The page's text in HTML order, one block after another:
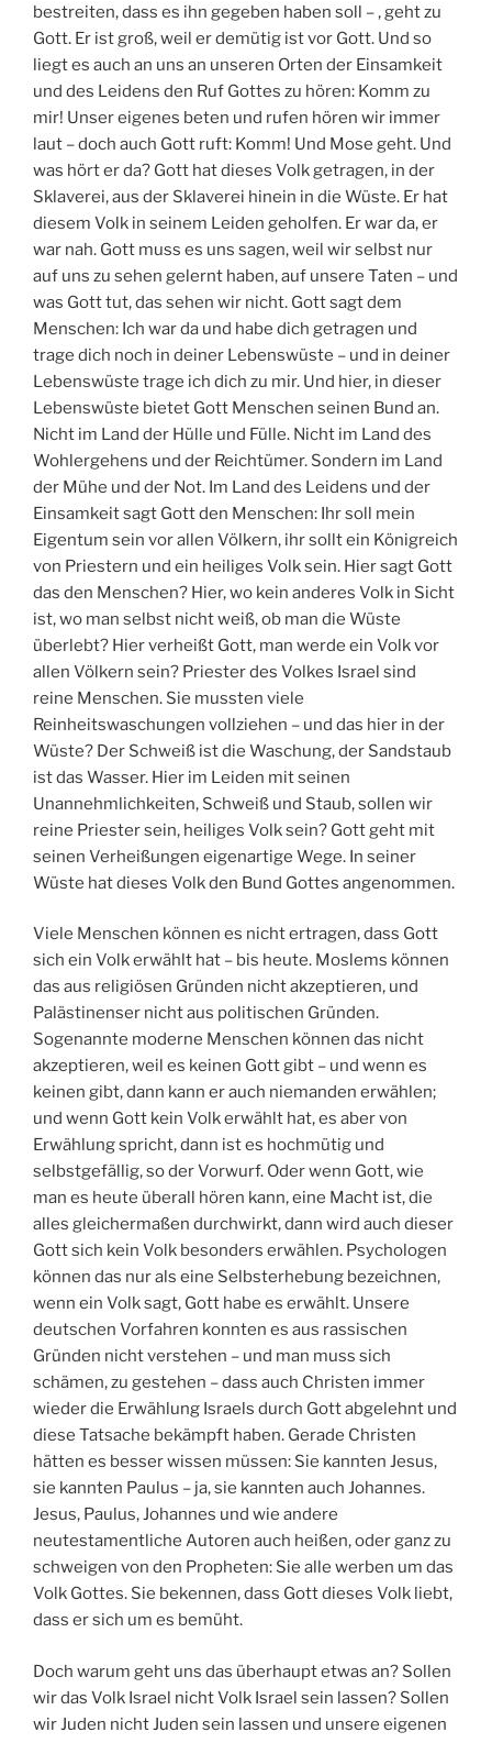
bestreiten, dass es ihn gegeben haben soll – , geht zu
Gott. Er ist groß, weil er demütig ist vor Gott. Und so
liegt es auch an uns an unseren Orten der Einsamkeit
und des Leidens den Ruf Gottes zu hören: Komm zu
mir! Unser eigenes beten und rufen hören wir immer
laut – doch auch Gott ruft: Komm! Und Mose geht. Und
was hört er da? Gott hat dieses Volk getragen, in der
Sklaverei, aus der Sklaverei hinein in die Wüste. Er hat
diesem Volk in seinem Leiden geholfen. Er war da, er
war nah. Gott muss es uns sagen, weil wir selbst nur
auf uns zu sehen gelernt haben, auf unsere Taten – und
was Gott tut, das sehen wir nicht. Gott sagt dem
Menschen: Ich war da und habe dich getragen und
trage dich noch in deiner Lebenswüste – und in deiner
Lebenswüste trage ich dich zu mir. Und hier, in dieser
Lebenswüste bietet Gott Menschen seinen Bund an.
Nicht im Land der Hülle und Fülle. Nicht im Land des
Wohlergehens und der Reichtümer. Sondern im Land
der Mühe und der Not. Im Land des Leidens und der
Einsamkeit sagt Gott den Menschen: Ihr soll mein
Eigentum sein vor allen Völkern, ihr sollt ein Königreich
von Priestern und ein heiliges Volk sein. Hier sagt Gott
das den Menschen? Hier, wo kein anderes Volk in Sicht
ist, wo man selbst nicht weiß, ob man die Wüste
überlebt? Hier verheißt Gott, man werde ein Volk vor
allen Völkern sein? Priester des Volkes Israel sind
reine Menschen. Sie mussten viele
Reinheitswaschungen vollziehen – und das hier in der
Wüste? Der Schweiß ist die Waschung, der Sandstaub
ist das Wasser. Hier im Leiden mit seinen
Unannehmlichkeiten, Schweiß und Staub, sollen wir
reine Priester sein, heiliges Volk sein? Gott geht mit
seinen Verheißungen eigenartige Wege. In seiner
Wüste hat dieses Volk den Bund Gottes angenommen.
Viele Menschen können es nicht ertragen, dass Gott
sich ein Volk erwählt hat – bis heute. Moslems können
das aus religiösen Gründen nicht akzeptieren, und
Palästinenser nicht aus politischen Gründen.
Sogenannte moderne Menschen können das nicht
akzeptieren, weil es keinen Gott gibt – und wenn es
keinen gibt, dann kann er auch niemanden erwählen;
und wenn Gott kein Volk erwählt hat, es aber von
Erwählung spricht, dann ist es hochmütig und
selbstgefällig, so der Vorwurf. Oder wenn Gott, wie
man es heute überall hören kann, eine Macht ist, die
alles gleichermaßen durchwirkt, dann wird auch dieser
Gott sich kein Volk besonders erwählen. Psychologen
können das nur als eine Selbsterhebung bezeichnen,
wenn ein Volk sagt, Gott habe es erwählt. Unsere
deutschen Vorfahren konnten es aus rassischen
Gründen nicht verstehen – und man muss sich
schämen, zu gestehen – dass auch Christen immer
wieder die Erwählung Israels durch Gott abgelehnt und
diese Tatsache bekämpft haben. Gerade Christen
hätten es besser wissen müssen: Sie kannten Jesus,
sie kannten Paulus – ja, sie kannten auch Johannes.
Jesus, Paulus, Johannes und wie andere
neutestamentliche Autoren auch heißen, oder ganz zu
schweigen von den Propheten: Sie alle werben um das
Volk Gottes. Sie bekennen, dass Gott dieses Volk liebt,
dass er sich um es bemüht.
Doch warum geht uns das überhaupt etwas an? Sollen
wir das Volk Israel nicht Volk Israel sein lassen? Sollen
wir Juden nicht Juden sein lassen und unsere eigenen